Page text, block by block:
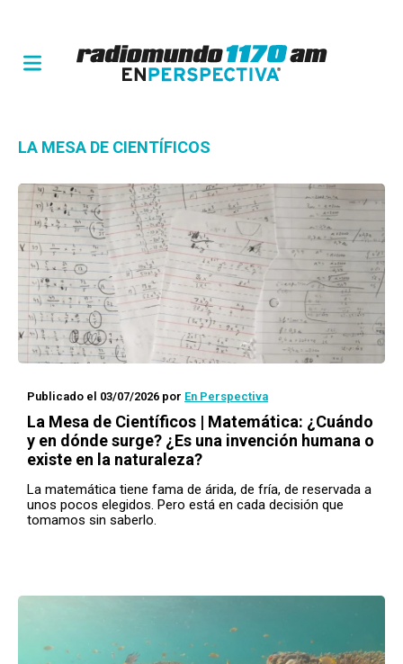
LA MESA DE CIENTÍFICOS
Publicado el 03/07/2026 por En Perspectiva
La Mesa de Científicos | Matemática: ¿Cuándo
y en dónde surge? ¿Es una invención humana o
existe en la naturaleza?
La matemática tiene fama de árida, de fría, de reservada a
unos pocos elegidos. Pero está en cada decisión que
tomamos sin saberlo.